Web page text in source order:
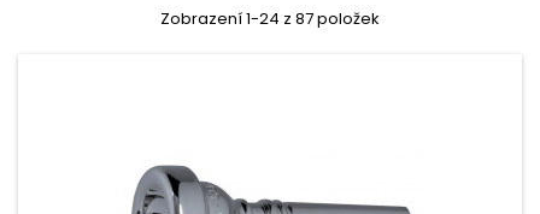
Zobrazení 1-24 z 87 položek